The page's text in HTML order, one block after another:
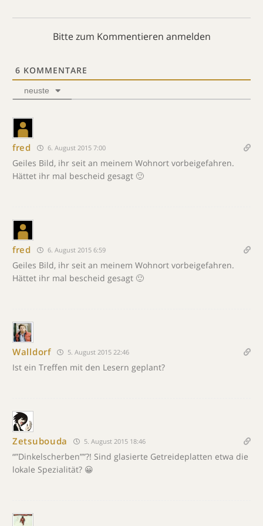
Bitte zum Kommentieren anmelden
6 KOMMENTARE
neuste
fred 6. August 2015 7:00
Geiles Bild, ihr seit an meinem Wohnort vorbeigefahren.
Hättet ihr mal bescheid gesagt 🙂
fred 6. August 2015 6:59
Geiles Bild, ihr seit an meinem Wohnort vorbeigefahren.
Hättet ihr mal bescheid gesagt 🙂
Walldorf 5. August 2015 22:46
Ist ein Treffen mit den Lesern geplant?
Zetsubouda 5. August 2015 18:46
“”Dinkelscherben””?! Sind glasierte Getreideplatten etwa die
lokale Spezialität? 😀